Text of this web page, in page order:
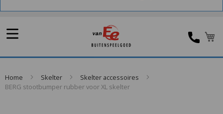
Home Skelter
Skelter accessoires
BERG stootbumper rubber voor XL skelter